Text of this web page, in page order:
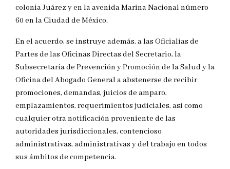
colonia Juárez y en la avenida Marina Nacional número
60 en la Ciudad de México.
En el acuerdo, se instruye además, a las Oficialías de
Partes de las Oficinas Directas del Secretario, la
Subsecretaría de Prevención y Promoción de la Salud y la
Oficina del Abogado General a abstenerse de recibir
promociones, demandas, juicios de amparo,
emplazamientos, requerimientos judiciales, así como
cualquier otra notificación proveniente de las
autoridades jurisdiccionales, contencioso
administrativas, administrativas y del trabajo en todos
sus ámbitos de competencia.